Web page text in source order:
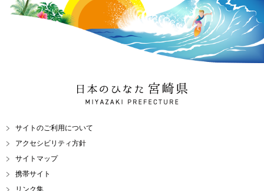
日本のひなた 宮崎県
MIYAZAKI PREFECTURE
サイトのご利用について
アクセシビリティ方針
サイトマップ
携帯サイト